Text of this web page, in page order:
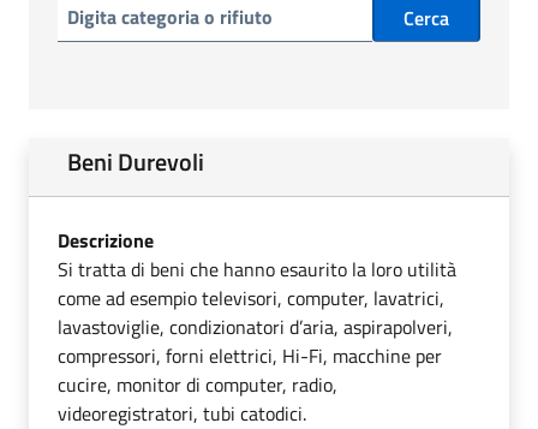
Cerca
Beni Durevoli
Descrizione
Si tratta di beni che hanno esaurito la loro utilità
come ad esempio televisori, computer, lavatrici,
lavastoviglie, condizionatori d’aria, aspirapolveri,
compressori, forni elettrici, Hi-Fi, macchine per
cucire, monitor di computer, radio,
videoregistratori, tubi catodici.